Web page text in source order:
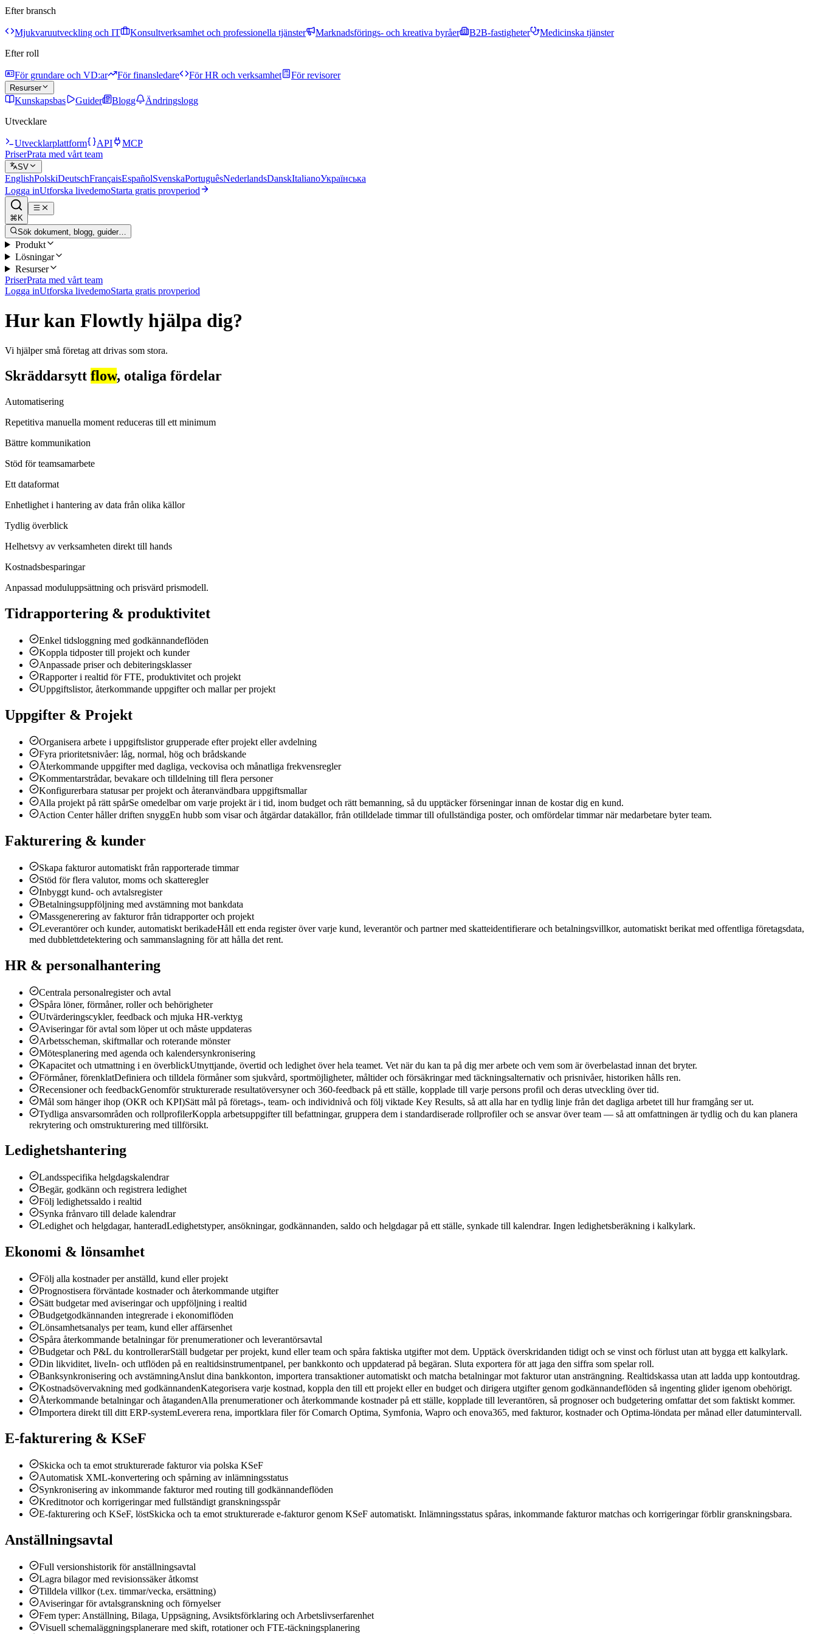
Efter bransch
Mjukvaruutveckling och IT Konsultverksamhet och professionella tjänster Marknadsförings- och kreativa byråer B2B-fastigheter
Medicinska tjänster
Efter roll
För grundare och VD:ar För finansledare För HR och verksamhet För revisorer
Resurser
Kunskapsbas Guider Blogg
Ändringslogg
Utvecklare
Utvecklarplattform API
MCP
PriserPrata med vårt team
SV
EnglishPolskiDeutschFrançaisEspañolSvenskaPortuguêsNederlandsDanskItalianoУкраїнська
Logga inUtforska livedemoStarta gratis provperiod
⌘K
Sök dokument, blogg, guider…
Produkt
Lösningar
Resurser
PriserPrata med vårt team
Logga inUtforska livedemoStarta gratis provperiod
Hur kan Flowtly hjälpa dig?
Vi hjälper små företag att drivas som stora.
Skräddarsytt flow, otaliga fördelar
Automatisering
Repetitiva manuella moment reduceras till ett minimum
Bättre kommunikation
Stöd för teamsamarbete
Ett dataformat
Enhetlighet i hantering av data från olika källor
Tydlig överblick
Helhetsvy av verksamheten direkt till hands
Kostnadsbesparingar
Anpassad moduluppsättning och prisvärd prismodell.
Tidrapportering & produktivitet
Enkel tidsloggning med godkännandeflöden
Koppla tidposter till projekt och kunder
Anpassade priser och debiteringsklasser
Rapporter i realtid för FTE, produktivitet och projekt
Uppgiftslistor, återkommande uppgifter och mallar per projekt
Uppgifter & Projekt
Organisera arbete i uppgiftslistor grupperade efter projekt eller avdelning
Fyra prioritetsnivåer: låg, normal, hög och brådskande
Återkommande uppgifter med dagliga, veckovisa och månatliga frekvensregler
Kommentarstrådar, bevakare och tilldelning till flera personer
Konfigurerbara statusar per projekt och återanvändbara uppgiftsmallar
Alla projekt på rätt spårSe omedelbar om varje projekt är i tid, inom budget och rätt bemanning, så du upptäcker förseningar innan de kostar dig en kund.
Action Center håller driften snyggEn hubb som visar och åtgärdar datakällor, från otilldelade timmar till ofullständiga poster, och omfördelar timmar när medarbetare byter team.
Fakturering & kunder
Skapa fakturor automatiskt från rapporterade timmar
Stöd för flera valutor, moms och skatteregler
Inbyggt kund- och avtalsregister
Betalningsuppföljning med avstämning mot bankdata
Massgenerering av fakturor från tidrapporter och projekt
Leverantörer och kunder, automatiskt berikadeHåll ett enda register över varje kund, leverantör och partner med skatteidentifierare och betalningsvillkor, automatiskt berikat med offentliga företagsdata,
med dubblettdetektering och sammanslagning för att hålla det rent.
HR & personalhantering
Centrala personalregister och avtal
Spåra löner, förmåner, roller och behörigheter
Utvärderingscykler, feedback och mjuka HR-verktyg
Aviseringar för avtal som löper ut och måste uppdateras
Arbetsscheman, skiftmallar och roterande mönster
Mötesplanering med agenda och kalendersynkronisering
Kapacitet och utmattning i en överblickUtnyttjande, övertid och ledighet över hela teamet. Vet när du kan ta på dig mer arbete och vem som är överbelastad innan det bryter.
Förmåner, förenklatDefiniera och tilldela förmåner som sjukvård, sportmöjligheter, måltider och försäkringar med täckningsalternativ och prisnivåer, historiken hålls ren.
Recensioner och feedbackGenomför strukturerade resultatöversyner och 360-feedback på ett ställe, kopplade till varje persons profil och deras utveckling över tid.
Mål som hänger ihop (OKR och KPI)Sätt mål på företags-, team- och individnivå och följ viktade Key Results, så att alla har en tydlig linje från det dagliga arbetet till hur framgång ser ut.
Tydliga ansvarsområden och rollprofilerKoppla arbetsuppgifter till befattningar, gruppera dem i standardiserade rollprofiler och se ansvar över team — så att omfattningen är tydlig och du kan planera
rekrytering och omstrukturering med tillförsikt.
Ledighetshantering
Landsspecifika helgdagskalendrar
Begär, godkänn och registrera ledighet
Följ ledighetssaldo i realtid
Synka frånvaro till delade kalendrar
Ledighet och helgdagar, hanteradLedighetstyper, ansökningar, godkännanden, saldo och helgdagar på ett ställe, synkade till kalendrar. Ingen ledighetsberäkning i kalkylark.
Ekonomi & lönsamhet
Följ alla kostnader per anställd, kund eller projekt
Prognostisera förväntade kostnader och återkommande utgifter
Sätt budgetar med aviseringar och uppföljning i realtid
Budgetgodkännanden integrerade i ekonomiflöden
Lönsamhetsanalys per team, kund eller affärsenhet
Spåra återkommande betalningar för prenumerationer och leverantörsavtal
Budgetar och P&L du kontrollerarStäll budgetar per projekt, kund eller team och spåra faktiska utgifter mot dem. Upptäck överskridanden tidigt och se vinst och förlust utan att bygga ett kalkylark.
Din likviditet, liveIn- och utflöden på en realtidsinstrumentpanel, per bankkonto och uppdaterad på begäran. Sluta exportera för att jaga den siffra som spelar roll.
Banksynkronisering och avstämningAnslut dina bankkonton, importera transaktioner automatiskt och matcha betalningar mot fakturor utan ansträngning. Realtidskassa utan att ladda upp kontoutdrag.
Kostnadsövervakning med godkännandenKategorisera varje kostnad, koppla den till ett projekt eller en budget och dirigera utgifter genom godkännandeflöden så ingenting glider igenom obehörigt.
Återkommande betalningar och åtagandenAlla prenumerationer och återkommande kostnader på ett ställe, kopplade till leverantören, så prognoser och budgetering omfattar det som faktiskt kommer.
Importera direkt till ditt ERP-systemLeverera rena, importklara filer för Comarch Optima, Symfonia, Wapro och enova365, med fakturor, kostnader och Optima-löndata per månad eller datumintervall.
E-fakturering & KSeF
Skicka och ta emot strukturerade fakturor via polska KSeF
Automatisk XML-konvertering och spårning av inlämningsstatus
Synkronisering av inkommande fakturor med routing till godkännandeflöden
Kreditnotor och korrigeringar med fullständigt granskningsspår
E-fakturering och KSeF, löstSkicka och ta emot strukturerade e-fakturor genom KSeF automatiskt. Inlämningsstatus spåras, inkommande fakturor matchas och korrigeringar förblir granskningsbara.
Anställningsavtal
Full versionshistorik för anställningsavtal
Lagra bilagor med revisionssäker åtkomst
Tilldela villkor (t.ex. timmar/vecka, ersättning)
Aviseringar för avtalsgranskning och förnyelser
Fem typer: Anställning, Bilaga, Uppsägning, Avsiktsförklaring och Arbetslivserfarenhet
Visuell schemaläggningsplanerare med skift, rotationer och FTE-täckningsplanering